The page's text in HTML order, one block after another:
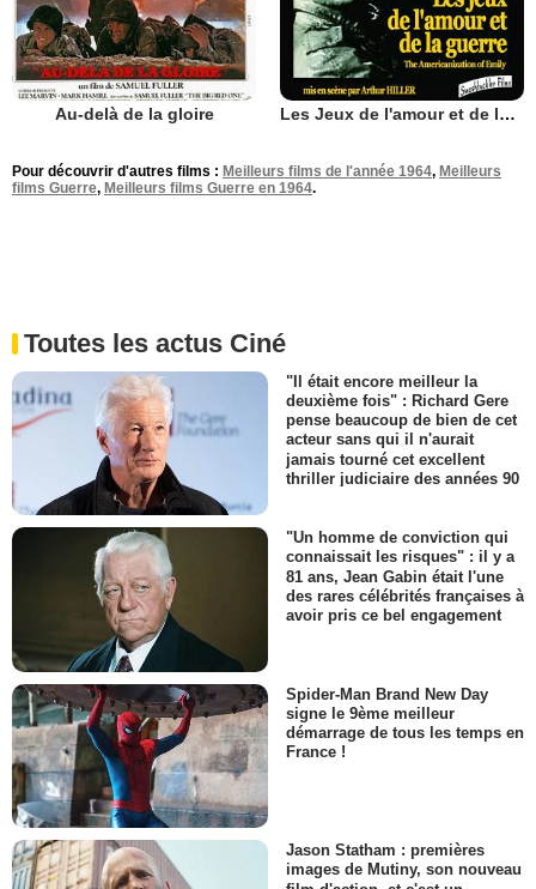
Au-delà de la gloire Les Jeux de l'amour et de la guerre
Pour découvrir d'autres films : Meilleurs films de l'année 1964, Meilleurs
films Guerre, Meilleurs films Guerre en 1964.
Toutes les actus Ciné
"Il était encore meilleur la
deuxième fois" : Richard Gere
pense beaucoup de bien de cet
acteur sans qui il n'aurait
jamais tourné cet excellent
thriller judiciaire des années 90
"Un homme de conviction qui
connaissait les risques" : il y a
81 ans, Jean Gabin était l'une
des rares célébrités françaises à
avoir pris ce bel engagement
Spider-Man Brand New Day
signe le 9ème meilleur
démarrage de tous les temps en
France !
Jason Statham : premières
images de Mutiny, son nouveau